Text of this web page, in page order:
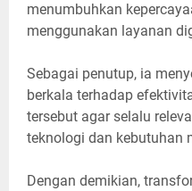
menumbuhkan
menggunakan layanan
Sebagai penutup, ia
berkala terhadap
tersebut agar selalu
teknologi dan kebutuhan
Dengan demikian,